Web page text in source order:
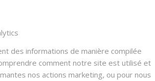
des informations de manière compilée
comment notre site est utilisé et
nos actions marketing, ou pour nous